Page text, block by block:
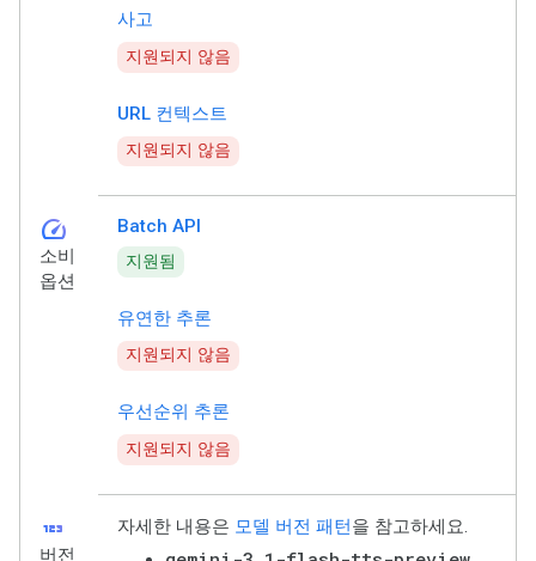
사고
지원되지 않음
URL 컨텍스트
지원되지 않음
speed
소비
옵션
Batch API
지원됨
유연한 추론
지원되지 않음
우선순위 추론
지원되지 않음
123
버전
자세한 내용은 모델 버전 패턴을 참고하세요.